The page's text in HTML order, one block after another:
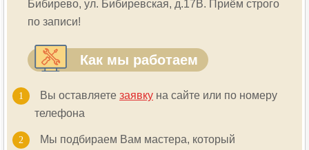
Бибирево, ул. Бибиревская, д.17В. Приём строго
по записи!
Как мы работаем
Вы оставляете заявку на сайте или по номеру
телефона
Мы подбираем Вам мастера, который